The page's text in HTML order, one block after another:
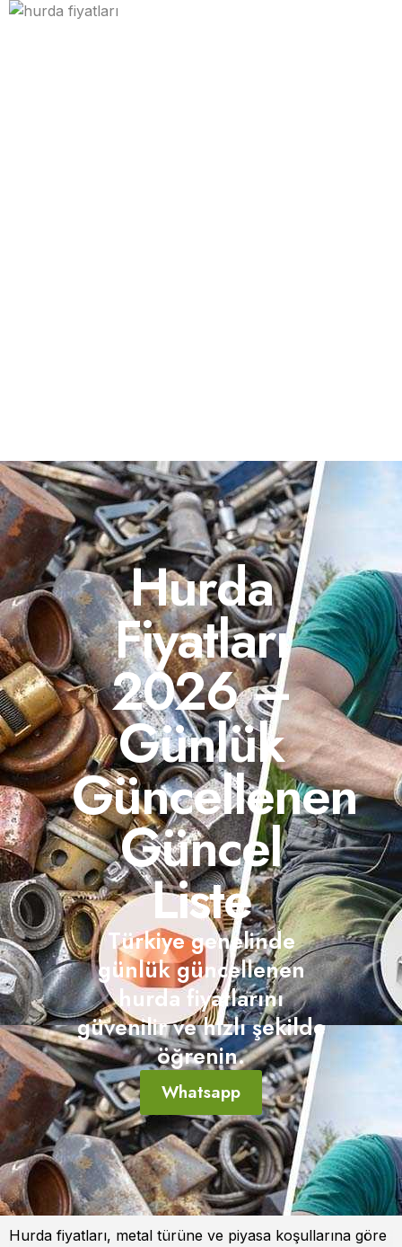
Hurda
Fiyatları
2026 –
Günlük
Güncellenen
Güncel
Liste
Türkiye genelinde
günlük güncellenen
hurda fiyatlarını
güvenilir ve hızlı şekilde
öğrenin.
Whatsapp
Hurda fiyatları, metal türüne ve piyasa koşullarına göre